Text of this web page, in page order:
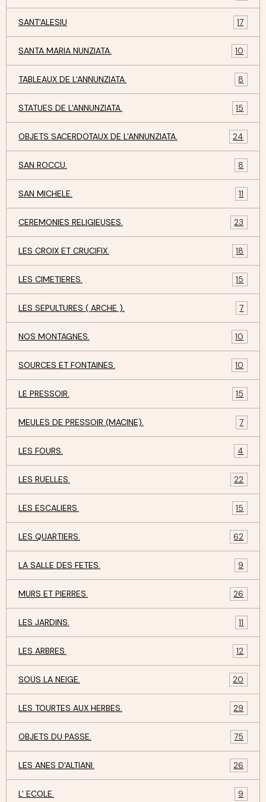
SANT'ALESIU 17
SANTA MARIA NUNZIATA. 10
TABLEAUX DE L'ANNUNZIATA. 8
STATUES DE L'ANNUNZIATA. 15
OBJETS SACERDOTAUX DE L'ANNUNZIATA. 24
SAN ROCCU. 8
SAN MICHELE. 11
CEREMONIES RELIGIEUSES. 23
LES CROIX ET CRUCIFIX. 18
LES CIMETIERES. 15
LES SEPULTURES ( ARCHE ). 7
NOS MONTAGNES. 10
SOURCES ET FONTAINES. 10
LE PRESSOIR. 15
MEULES DE PRESSOIR (MACINE). 7
LES FOURS. 4
LES RUELLES. 22
LES ESCALIERS. 15
LES QUARTIERS. 62
LA SALLE DES FETES. 9
MURS ET PIERRES. 26
LES JARDINS. 11
LES ARBRES. 12
SOUS LA NEIGE. 20
LES TOURTES AUX HERBES. 29
OBJETS DU PASSE. 75
LES ANES D'ALTIANI. 26
L' ECOLE. 9